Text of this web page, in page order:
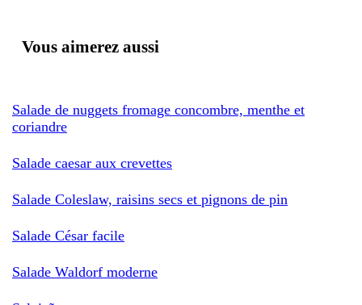
Vous aimerez aussi
Salade de nuggets fromage concombre, menthe et
coriandre
Salade caesar aux crevettes
Salade Coleslaw, raisins secs et pignons de pin
Salade César facile
Salade Waldorf moderne